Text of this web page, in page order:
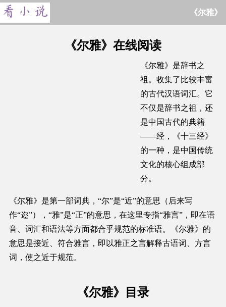
《尔雅》
《尔雅》在线阅读
《尔雅》是辞书之
祖。收集了比较丰富
的古代汉语词汇。它
不仅是辞书之祖，还
是中国古代的典籍
——经，《十三经》
的一种，是中国传统
文化的核心组成部
分。
《尔雅》是第一部词典，“尔”是“近”的意思（后来写
作“迩”），“雅”是“正”的意思，在这里专指“雅言”，即在语
音、词汇和语法等方面都合乎规范的标准语。《尔雅》的
意思是接近、符合雅言，即以雅正之言解释古语词、方言
词，使之近于规范。
《尔雅》目录